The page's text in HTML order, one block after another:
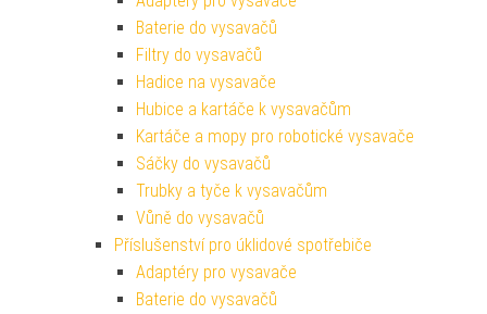
Baterie do vysavačů
Filtry do vysavačů
Hadice na vysavače
Hubice a kartáče k vysavačům
Kartáče a mopy pro robotické vysavače
Sáčky do vysavačů
Trubky a tyče k vysavačům
Vůně do vysavačů
Příslušenství pro úklidové spotřebiče
Adaptéry pro vysavače
Baterie do vysavačů